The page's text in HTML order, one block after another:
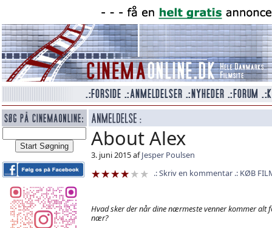
About Alex
3. juni 2015 afJesper Poulsen
Skriv en kommentar
KØB
Hvad sker der når dine nærmeste venner kommer alt
nær?